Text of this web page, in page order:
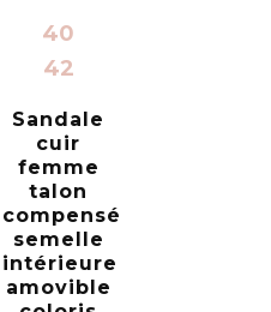
40
42
Sandale
cuir
femme
talon
compensé
semelle
intérieure
amovible